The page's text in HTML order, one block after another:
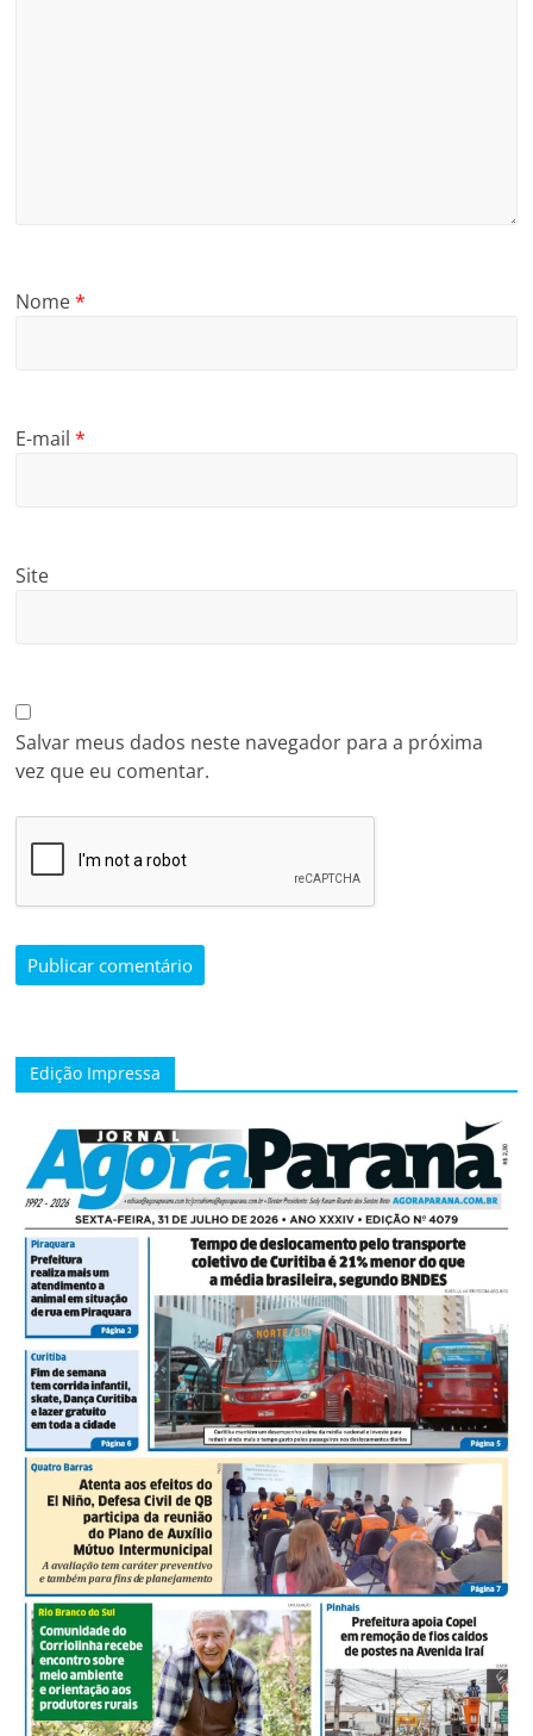
Nome*
E-mail*
Site
Salvar meus dados neste navegador para a próxima
vez que eu comentar.
Edição Impressa